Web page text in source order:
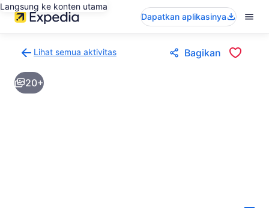
Langsung ke konten utama
Dapatkan aplikasinya
Lihat semua aktivitas
ke
halaman
hasil
Bagikan
20+